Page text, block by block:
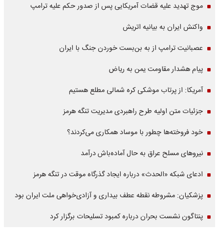
موج تهدید علیه قضات آمریکایی پس از صدور حکم علیه ترامپ
واکنش ایران به بیانیه اتریش
عصبانیت ترامپ از به بن‌بست خوردن جنگ با ایران
پیام هشدار مقاومت یمن به ریاض
آمریکا: از پرتاب موشکی کره شمالی مطلع هستیم
جزئیات متن اولیه طرح راهبردی مدیریت تنگه هرمز
خود فروخته‌ها چطور با موساد همکاری می‌کردند؟
نیروهای مسلح عراق به حال آماده‌باش درآمد
ادعای شبکه «الحدث» درباره ایجاد گذرگاه موقت در تنگه هرمز
پزشکیان: مشروطه نقطه عطف بیداری و آزادی‌خواهی ملت ایران بود
پنتاگون نشست بحران درباره کمبود تسلیحات برگزار کرد